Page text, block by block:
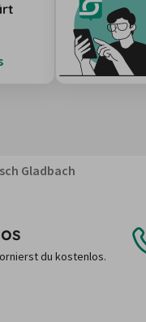
Gladbach
du kostenlos.